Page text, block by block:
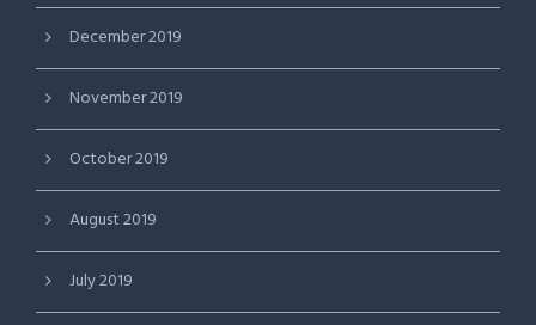
December 2019
November 2019
October 2019
August 2019
July 2019